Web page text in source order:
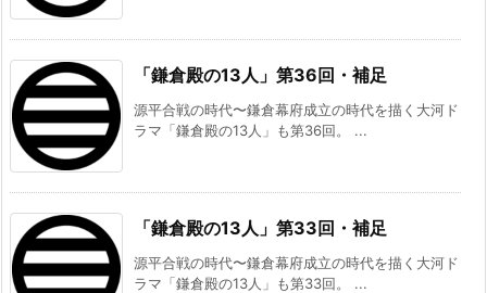
「鎌倉殿の13人」第36回・補足
源平合戦の時代〜鎌倉幕府成立の時代を描く大河ド
ラマ「鎌倉殿の13人」も第36回。 ...
「鎌倉殿の13人」第33回・補足
源平合戦の時代〜鎌倉幕府成立の時代を描く大河ド
ラマ「鎌倉殿の13人」も第33回。 ...